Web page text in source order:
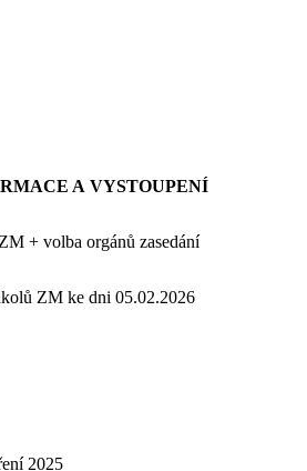
A VYSTOUPENÍ
+ volba orgánů zasedání
ZM ke dni 05.02.2026
2025